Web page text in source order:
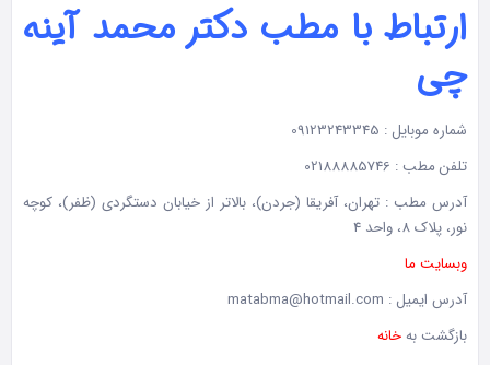
ارتباط با مطب دکتر محمد آینه
چی
شماره موبایل : 09123243345
تلفن مطب : 02188885746
آدرس مطب : تهران، آفریقا (جردن)، بالاتر از خیابان دستگردی (ظفر)، کوچه
نور، پلاک 8، واحد 4
وبسایت ما
آدرس ایمیل : matabma@hotmail.com
بازگشت بهخانه